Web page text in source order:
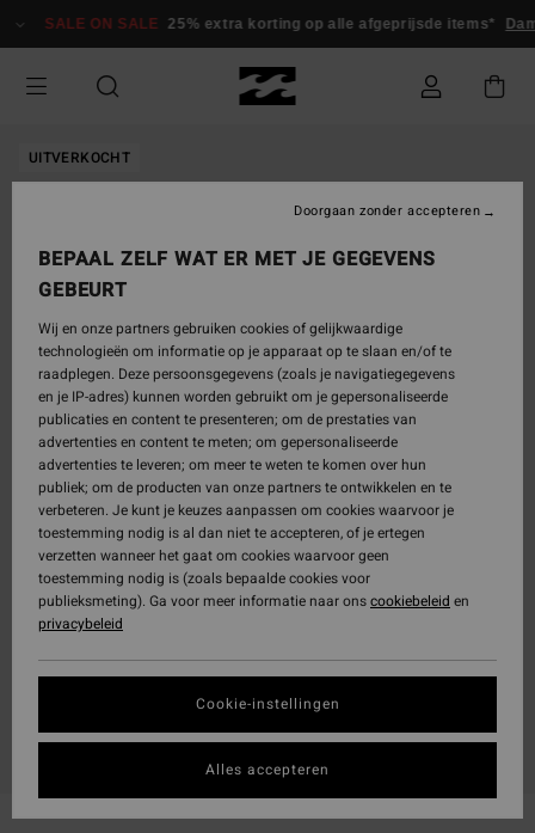
naar
SALE ON SALE 25% extra korting op alle afgeprijsde items*
UITVERKOCHT
BEPAAL ZELF WAT ER MET JE GEGEVENS
GEBEURT
Wij en onze partners gebruiken cookies of gelijkwaardige
technologieën om informatie op je apparaat op te slaan en/of te
raadplegen. Deze persoonsgegevens (zoals je navigatiegegevens
en je IP-adres) kunnen worden gebruikt om je gepersonaliseerde
publicaties en content te presenteren; om de prestaties van
advertenties en content te meten; om gepersonaliseerde
advertenties te leveren; om meer te weten te komen over hun
publiek; om de producten van onze partners te ontwikkelen en te
verbeteren. Je kunt je keuzes aanpassen om cookies waarvoor je
toestemming nodig is al dan niet te accepteren, of je ertegen
verzetten wanneer het gaat om cookies waarvoor geen
toestemming nodig is (zoals bepaalde cookies voor
publieksmeting). Ga voor meer informatie naar onscookiebeleid en
privacybeleid
Cookie-instellingen
Doorgaan zonder accepteren
Alles accepteren